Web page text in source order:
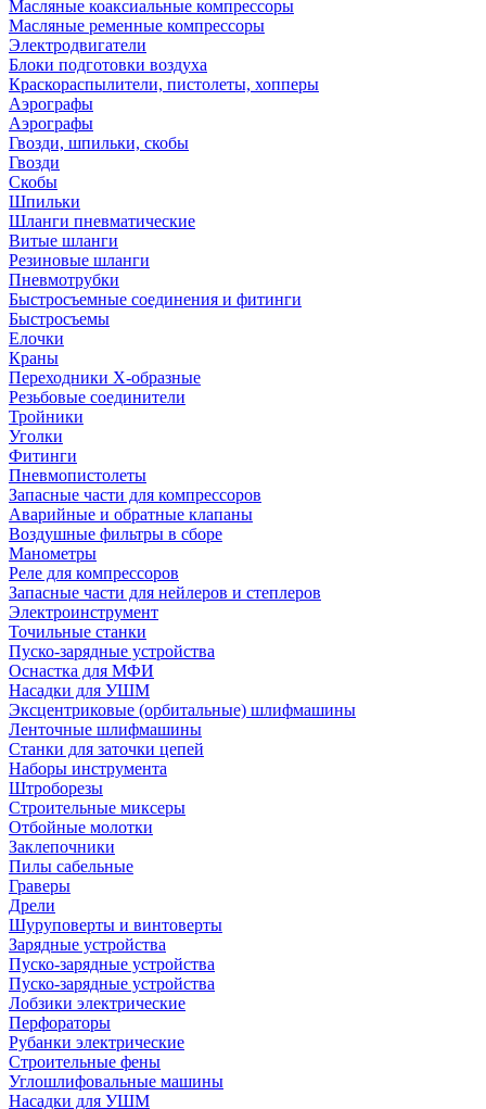
Масляные коаксиальные компрессоры
Масляные ременные компрессоры
Электродвигатели
Блоки подготовки воздуха
Краскораспылители, пистолеты, хопперы
Аэрографы
Аэрографы
Гвозди, шпильки, скобы
Гвозди
Скобы
Шпильки
Шланги пневматические
Витые шланги
Резиновые шланги
Пневмотрубки
Быстросъемные соединения и фитинги
Быстросъемы
Елочки
Краны
Переходники Х-образные
Резьбовые соединители
Тройники
Уголки
Фитинги
Пневмопистолеты
Запасные части для компрессоров
Аварийные и обратные клапаны
Воздушные фильтры в сборе
Манометры
Реле для компрессоров
Запасные части для нейлеров и степлеров
Электроинструмент
Точильные станки
Пуско-зарядные устройства
Оснастка для МФИ
Насадки для УШМ
Эксцентриковые (орбитальные) шлифмашины
Ленточные шлифмашины
Станки для заточки цепей
Наборы инструмента
Штроборезы
Строительные миксеры
Отбойные молотки
Заклепочники
Пилы сабельные
Граверы
Дрели
Шуруповерты и винтоверты
Зарядные устройства
Пуско-зарядные устройства
Пуско-зарядные устройства
Лобзики электрические
Перфораторы
Рубанки электрические
Строительные фены
Углошлифовальные машины
Насадки для УШМ